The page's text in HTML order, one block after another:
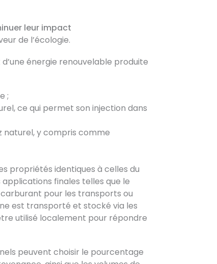
leur impact
de l’écologie.
d’une énergie renouvelable produite
;
ce qui permet son injection dans
naturel, y compris comme
propriétés identiques à celles du
finales telles que le
carburant pour les transports ou
est transporté et stocké via les
utilisé localement pour répondre
peuvent choisir le pourcentage